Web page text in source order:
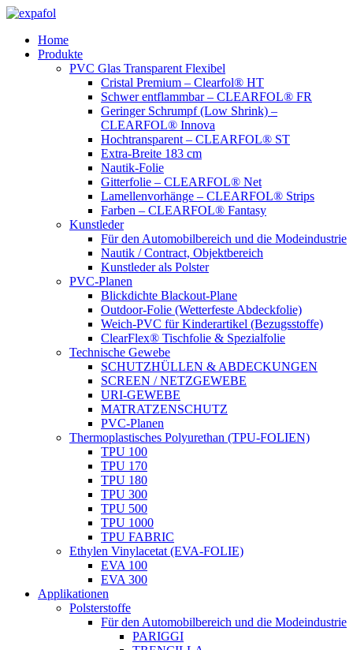
Zum
springenHome
Produkte
PVC Glas Transparent Flexibel
Cristal Premium – Clearfol® HT
Schwer entflammbar – CLEARFOL® FR
Geringer Schrumpf (Low Shrink) –
CLEARFOL® Innova
Hochtransparent – CLEARFOL® ST
Extra-Breite 183 cm
Nautik-Folie
Gitterfolie – CLEARFOL® Net
Lamellenvorhänge – CLEARFOL® Strips
Farben – CLEARFOL® Fantasy
Kunstleder
Für den Automobilbereich und die Modeindustrie
Nautik / Contract, Objektbereich
Kunstleder als Polster
PVC-Planen
Blickdichte Blackout-Plane
Outdoor-Folie (Wetterfeste Abdeckfolie)
Weich-PVC für Kinderartikel (Bezugsstoffe)
ClearFlex® Tischfolie & Spezialfolie
Technische Gewebe
SCHUTZHÜLLEN & ABDECKUNGEN
SCREEN / NETZGEWEBE
URI-GEWEBE
MATRATZENSCHUTZ
PVC-Planen
Thermoplastisches Polyurethan (TPU-FOLIEN)
TPU 100
TPU 170
TPU 180
TPU 300
TPU 500
TPU 1000
TPU FABRIC
Ethylen Vinylacetat (EVA-FOLIE)
EVA 100
EVA 300
Applikationen
Polsterstoffe
Für den Automobilbereich und die Modeindustrie
PARIGGI